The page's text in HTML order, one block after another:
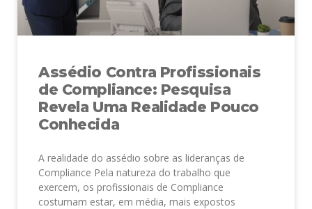
Assédio Contra Profissionais
de Compliance: Pesquisa
Revela Uma Realidade Pouco
Conhecida
A realidade do assédio sobre as lideranças de
Compliance Pela natureza do trabalho que
exercem, os profissionais de Compliance
costumam estar, em média, mais expostos